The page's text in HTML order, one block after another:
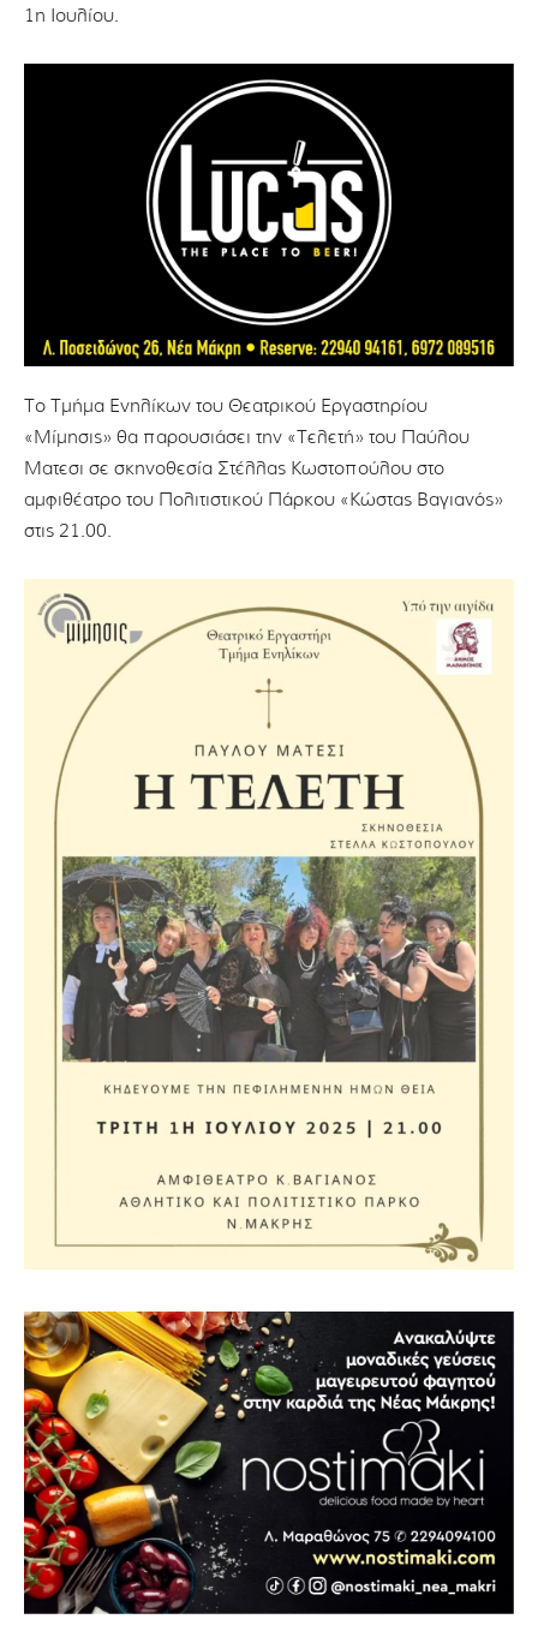
1η Ιουλίου.
Το Τμήμα Ενηλίκων του Θεατρικού Εργαστηρίου
«Μίμησις» θα παρουσιάσει την «Τελετή» του Παύλου
Ματεσι σε σκηνοθεσία Στέλλας Κωστοπούλου στο
αμφιθέατρο του Πολιτιστικού Πάρκου «Κώστας Βαγιανός»
στις 21.00.